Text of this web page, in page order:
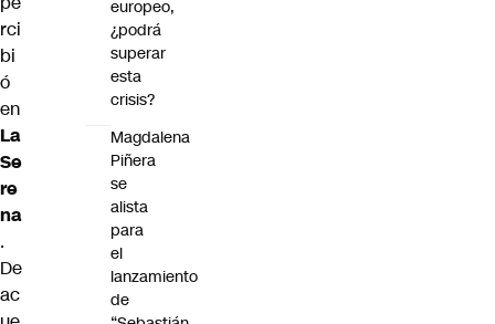
rci
bi
ó
en
La
Se
re
na
.
De
ac
europeo,
¿podrá
superar
esta
crisis?
Magdalena
Piñera
se
alista
para
el
lanzamiento
de